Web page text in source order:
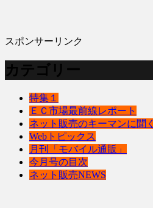
スポンサーリンク
カテゴリー
特集１
ＥＣ市場最前線レポート
ネット販売のキーマンに聞く
Webトピックス
月刊「モバイル通販」
今月号の目次
ネット販売NEWS